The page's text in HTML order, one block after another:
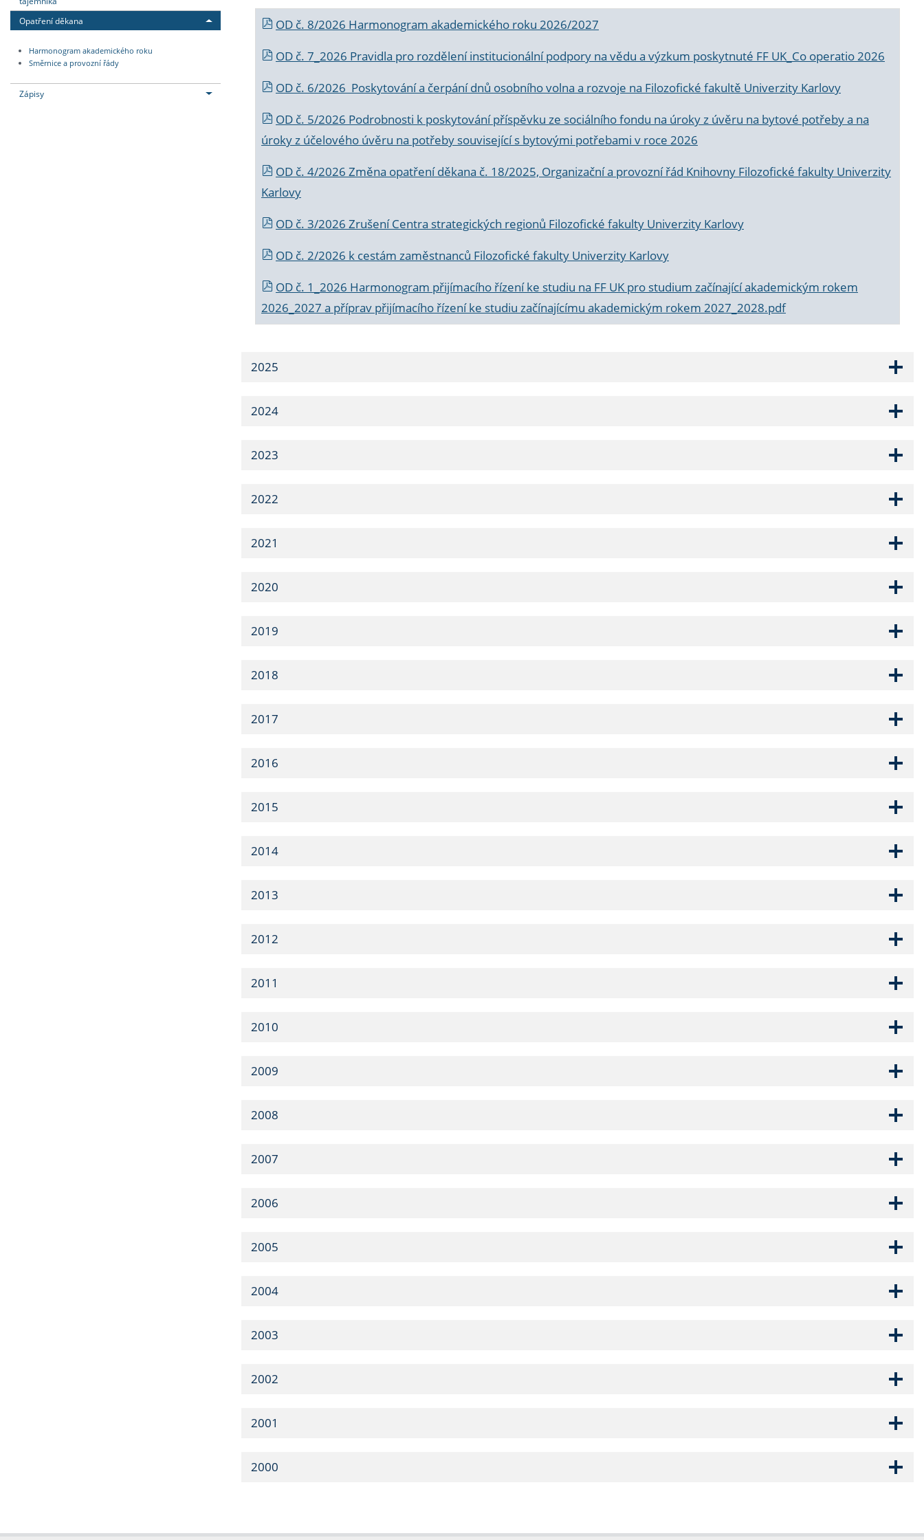
Opatření děkana
Harmonogram akademického roku
Směrnice a provozní řády
Zápisy
OD č. 8/2026 Harmonogram akademického roku 2026/2027
OD č. 7_2026 Pravidla pro rozdělení institucionální podpory na vědu a výzkum poskytnuté FF UK_Co operatio 2026
OD č. 6/2026 Poskytování a čerpání dnů osobního volna a rozvoje na Filozofické fakultě Univerzity Karlovy
OD č. 5/2026 Podrobnosti k poskytování příspěvku ze sociálního fondu na úroky z úvěru na bytové potřeby a na
úroky z účelového úvěru na potřeby související s bytovými potřebami v roce 2026
OD č. 4/2026 Změna opatření děkana č. 18/2025, Organizační a provozní řád Knihovny Filozofické fakulty Univerzity
Karlovy
OD č. 3/2026 Zrušení Centra strategických regionů Filozofické fakulty Univerzity Karlovy
OD č. 2/2026 k cestám zaměstnanců Filozofické fakulty Univerzity Karlovy
OD č. 1_2026 Harmonogram přijímacího řízení ke studiu na FF UK pro studium začínající akademickým rokem
2026_2027 a příprav přijímacího řízení ke studiu začínajícímu akademickým rokem 2027_2028.pdf
2025
2024
2023
2022
2021
2020
2019
2018
2017
2016
2015
2014
2013
2012
2011
2010
2009
2008
2007
2006
2005
2004
2003
2002
2001
2000